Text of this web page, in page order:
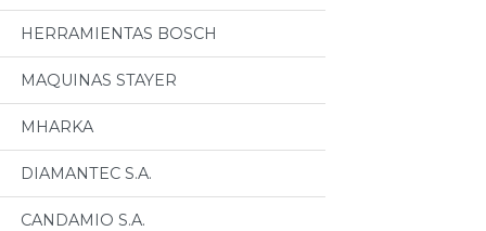
HERRAMIENTAS BOSCH
MAQUINAS STAYER
MHARKA
DIAMANTEC S.A.
CANDAMIO S.A.